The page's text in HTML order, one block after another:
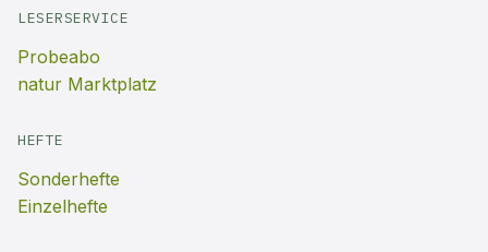
LESERSERVICE
Probeabo
natur Marktplatz
HEFTE
Sonderhefte
Einzelhefte